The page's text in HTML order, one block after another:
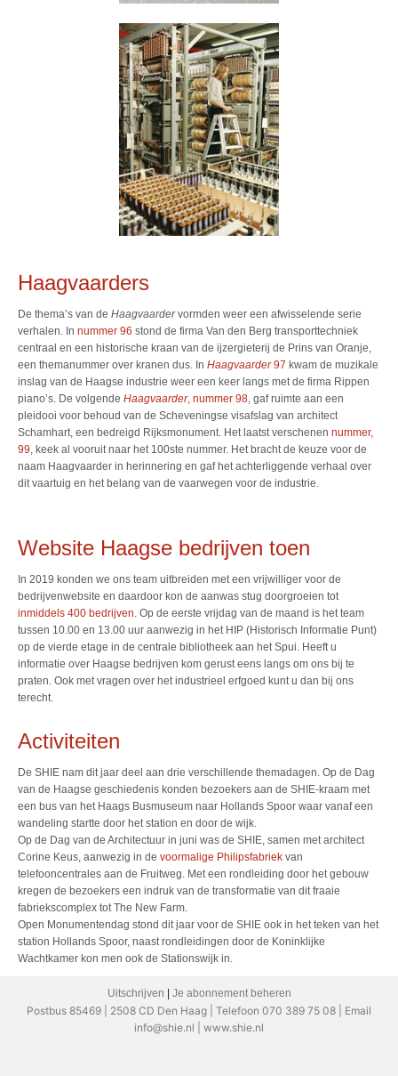
Haagvaarders
De thema’s van de Haagvaardervormden weer een afwisselende serie
verhalen. In nummer 96 stond de firma Van den Berg transporttechniek
centraal en een historische kraan van de ijzergieterij de Prins van Oranje,
een themanummer over kranen dus. In Haagvaarder97 kwam de muzikale
inslag van de Haagse industrie weer een keer langs met de firma Rippen
piano’s. De volgende Haagvaarder, nummer 98, gaf ruimte aan een
pleidooi voor behoud van de Scheveningse visafslag van architect
Schamhart, een bedreigd Rijksmonument. Het laatst verschenen nummer,
99, keek al vooruit naar het 100ste nummer. Het bracht de keuze voor de
naam Haagvaarder in herinnering en gaf het achterliggende verhaal over
dit vaartuig en het belang van de vaarwegen voor de industrie.
Website Haagse bedrijven toen
In 2019 konden we ons team uitbreiden met een vrijwilliger voor de
bedrijvenwebsite en daardoor kon de aanwas stug doorgroeien tot
inmiddels 400 bedrijven. Op de eerste vrijdag van de maand is het team
tussen 10.00 en 13.00 uur aanwezig in het HIP (Historisch Informatie Punt)
op de vierde etage in de centrale bibliotheek aan het Spui. Heeft u
informatie over Haagse bedrijven kom gerust eens langs om ons bij te
praten. Ook met vragen over het industrieel erfgoed kunt u dan bij ons
terecht.
Activiteiten
De SHIE nam dit jaar deel aan drie verschillende themadagen. Op de Dag
van de Haagse geschiedenis konden bezoekers aan de SHIE-kraam met
een bus van het Haags Busmuseum naar Hollands Spoor waar vanaf een
wandeling startte door het station en door de wijk.
Op de Dag van de Architectuur in juni was de SHIE, samen met architect
Corine Keus, aanwezig in de voormalige Philipsfabriek van
telefooncentrales aan de Fruitweg. Met een rondleiding door het gebouw
kregen de bezoekers een indruk van de transformatie van dit fraaie
fabriekscomplex tot The New Farm.
Open Monumentendag stond dit jaar voor de SHIE ook in het teken van het
station Hollands Spoor, naast rondleidingen door de Koninklijke
Wachtkamer kon men ook de Stationswijk in.
Uitschrijven Je abonnement beheren
Postbus 85469 | 2508 CD Den Haag | Telefoon 070 389 75 08 | Email
info@shie.nl | www.shie.nl